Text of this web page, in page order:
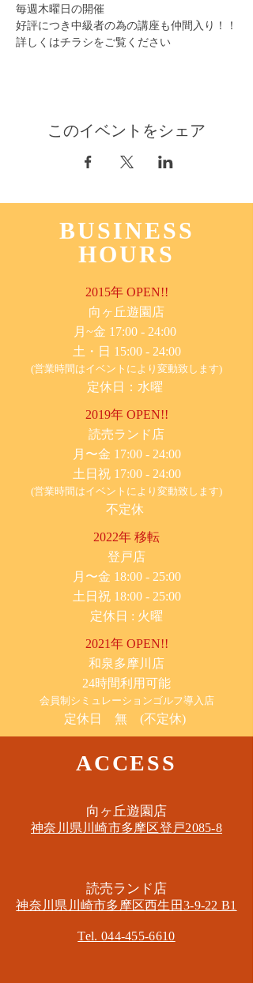
毎週木曜日の開催
好評につき中級者の為の講座も仲間入り！！
詳しくはチラシをご覧ください
このイベントをシェア
BUSINESS
HOURS
2015年 OPEN!!
​向ヶ丘遊園店
月~金 17:00 - 24:00
土・日 15:00 - 24:00
(営業時間はイベントにより変動致します)
定休日：水曜
2019年 OPEN!!
​読売ランド店
月〜金 17:00 - 24:00
土日祝 17:00 - 24:00
(営業時間はイベントにより変動致します)
不定休
2022年 移転
​登戸店
月〜金 18:00 - 25:00
土日祝 18:00 - 25:00
​定休日 : 火曜
2021年 OPEN!!
​和泉多摩川店
24時間利用可能
​会員制シミュレーションゴルフ導入店
定休日 無 (不定休)
ACCESS
​向ヶ丘遊園店
神奈川県川崎市多摩区​登戸2085-8
​読売ランド店
神奈川県川崎市多摩区​西生田3-9-22 B1
Tel. 044-455-6610